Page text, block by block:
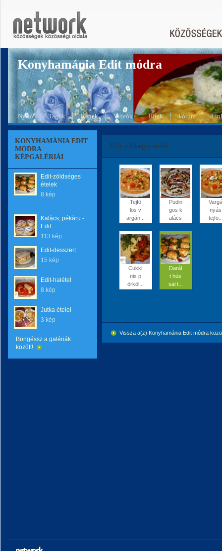
Konyhamánia Edit módra
Nyitó Tagok Képek Videók Hírek Fórum
KONYHAMÁNIA EDIT
MÓDRA
KÉPGALÉRIÁI
Edit-zöldséges
ételek
8 kép
Kalàcs, pékàru -
Edit
113 kép
Edit-desszert
15 kép
Edit-halétel
8 kép
Jutka ételei
3 kép
Böngéssz a galériák
között!
Edit-zöldséges ételek
Tejfö
lös v
argán...
Pudin
gos k
alács
Vargá
nyás
Cukki
nis p
örköl...
Darál
t hús
sal t...
Vissza a(z) Konyhamánia Edit módra